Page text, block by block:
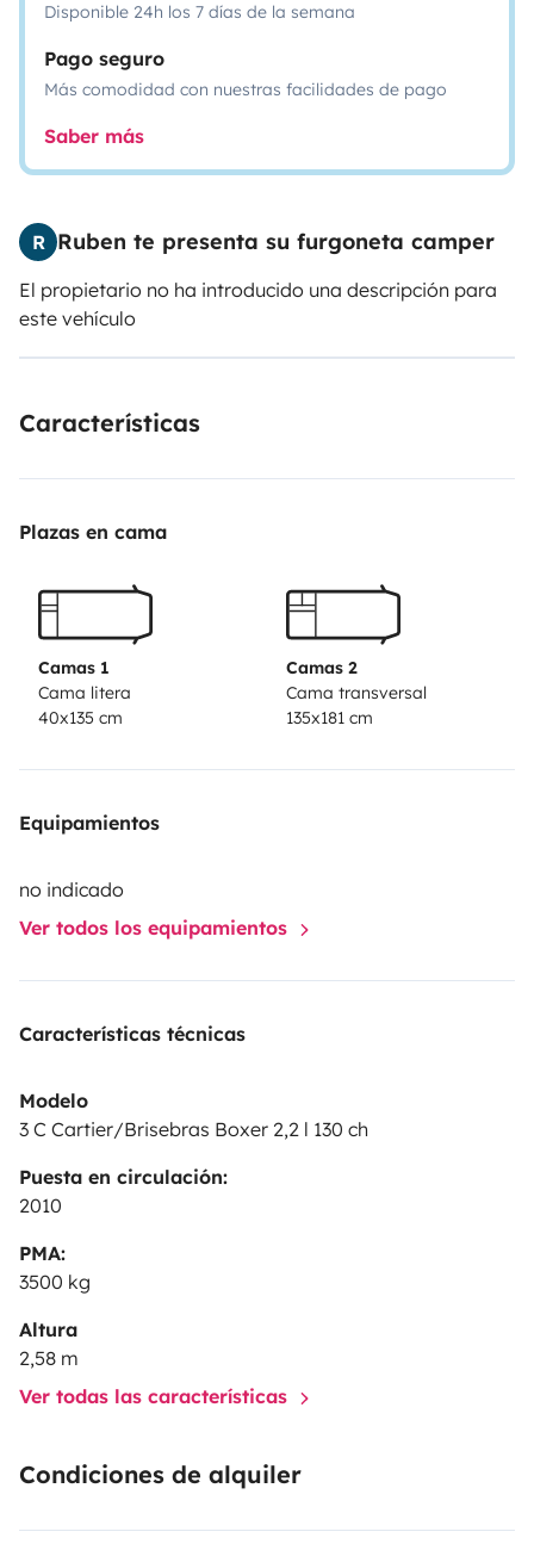
Disponible 24h los 7 días de la semana
Pago seguro
Más comodidad con nuestras facilidades de pago
Saber más
R Ruben te presenta su furgoneta camper
El propietario no ha introducido una descripción para
este vehículo
Características
Plazas en cama
Camas 1
Cama litera
40x135 cm
Camas 2
Cama transversal
135x181 cm
Equipamientos
no indicado
Ver todos los equipamientos
Características técnicas
Modelo
3 C Cartier/Brisebras Boxer 2,2 l 130 ch
Puesta en circulación:
2010
PMA:
3500 kg
Altura
2,58 m
Ver todas las características
Condiciones de alquiler